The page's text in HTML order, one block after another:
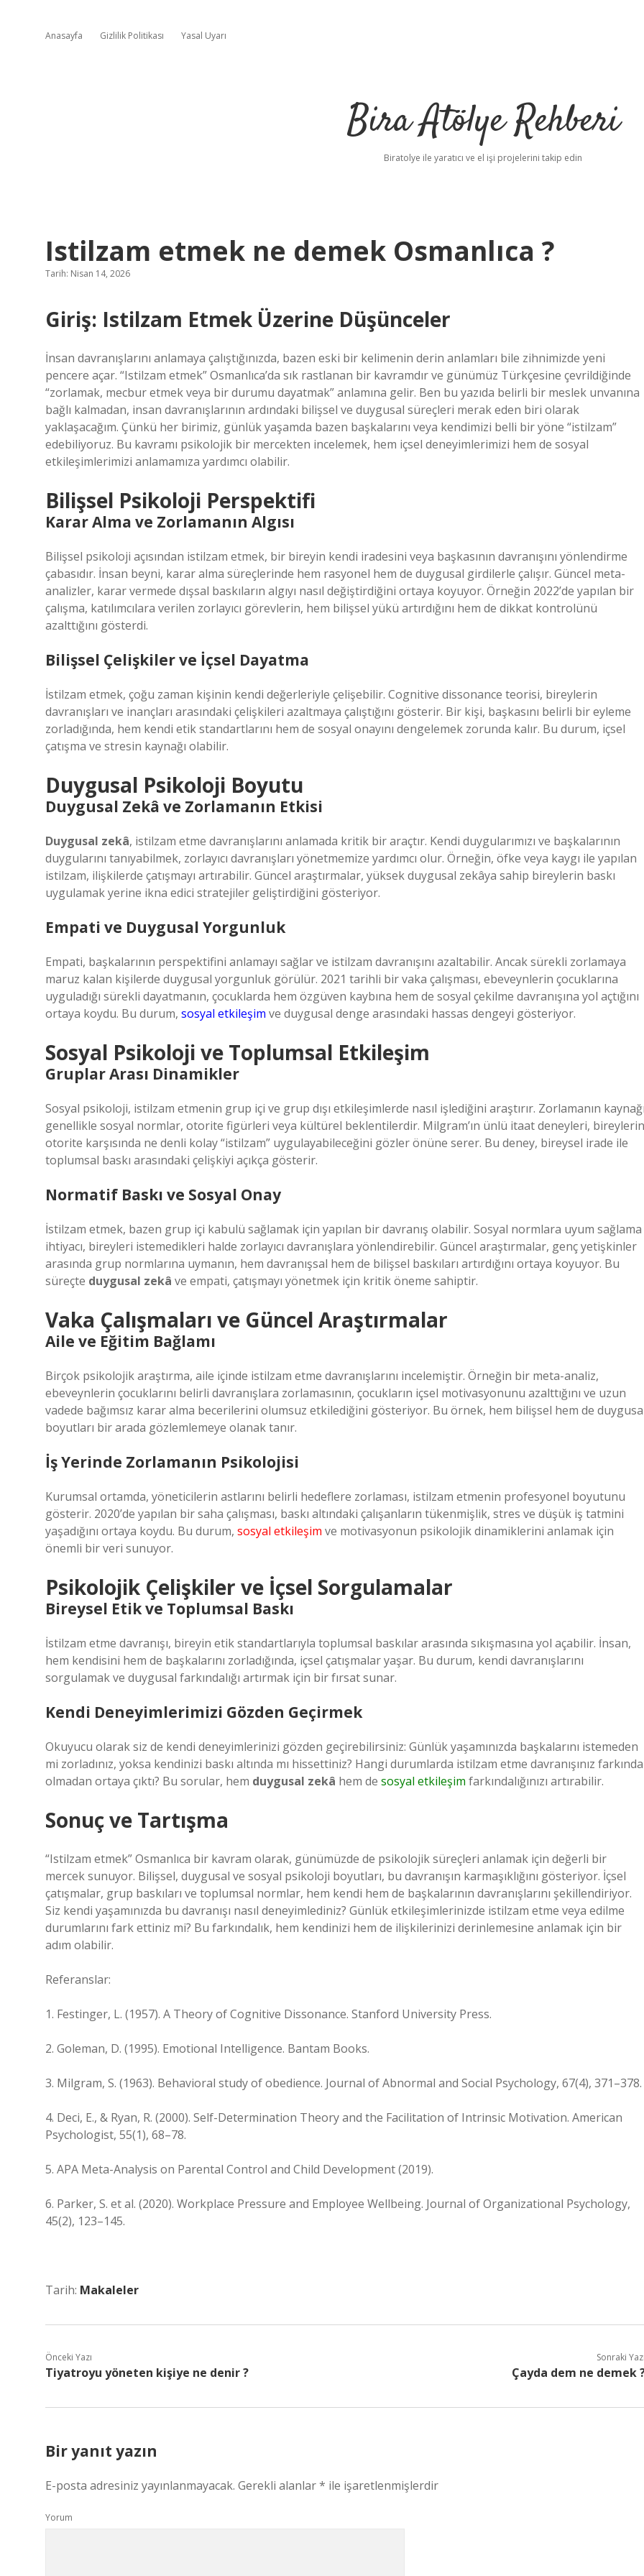
Anasayfa Gizlilik Politikası Yasal Uyarı
Bira Atölye Rehberi
Biratolye ile yaratıcı ve el işi projelerini takip edin
Istilzam etmek ne demek Osmanlıca ?
Tarih: Nisan 14, 2026
Giriş: Istilzam Etmek Üzerine Düşünceler
İnsan davranışlarını anlamaya çalıştığınızda, bazen eski bir kelimenin derin anlamları bile zihnimizde yeni
pencere açar. “Istilzam etmek” Osmanlıca’da sık rastlanan bir kavramdır ve günümüz Türkçesine çevrildiğinde
“zorlamak, mecbur etmek veya bir durumu dayatmak” anlamına gelir. Ben bu yazıda belirli bir meslek unvanına
bağlı kalmadan, insan davranışlarının ardındaki bilişsel ve duygusal süreçleri merak eden biri olarak
yaklaşacağım. Çünkü her birimiz, günlük yaşamda bazen başkalarını veya kendimizi belli bir yöne “istilzam”
edebiliyoruz. Bu kavramı psikolojik bir mercekten incelemek, hem içsel deneyimlerimizi hem de sosyal
etkileşimlerimizi anlamamıza yardımcı olabilir.
Bilişsel Psikoloji Perspektifi
Karar Alma ve Zorlamanın Algısı
Bilişsel psikoloji açısından istilzam etmek, bir bireyin kendi iradesini veya başkasının davranışını yönlendirme
çabasıdır. İnsan beyni, karar alma süreçlerinde hem rasyonel hem de duygusal girdilerle çalışır. Güncel meta-
analizler, karar vermede dışsal baskıların algıyı nasıl değiştirdiğini ortaya koyuyor. Örneğin 2022’de yapılan bir
çalışma, katılımcılara verilen zorlayıcı görevlerin, hem bilişsel yükü artırdığını hem de dikkat kontrolünü
azalttığını gösterdi.
Bilişsel Çelişkiler ve İçsel Dayatma
İstilzam etmek, çoğu zaman kişinin kendi değerleriyle çelişebilir. Cognitive dissonance teorisi, bireylerin
davranışları ve inançları arasındaki çelişkileri azaltmaya çalıştığını gösterir. Bir kişi, başkasını belirli bir eyleme
zorladığında, hem kendi etik standartlarını hem de sosyal onayını dengelemek zorunda kalır. Bu durum, içsel
çatışma ve stresin kaynağı olabilir.
Duygusal Psikoloji Boyutu
Duygusal Zekâ ve Zorlamanın Etkisi
Duygusal zekâ, istilzam etme davranışlarını anlamada kritik bir araçtır. Kendi duygularımızı ve başkalarının
duygularını tanıyabilmek, zorlayıcı davranışları yönetmemize yardımcı olur. Örneğin, öfke veya kaygı ile yapılan
istilzam, ilişkilerde çatışmayı artırabilir. Güncel araştırmalar, yüksek duygusal zekâya sahip bireylerin baskı
uygulamak yerine ikna edici stratejiler geliştirdiğini gösteriyor.
Empati ve Duygusal Yorgunluk
Empati, başkalarının perspektifini anlamayı sağlar ve istilzam davranışını azaltabilir. Ancak sürekli zorlamaya
maruz kalan kişilerde duygusal yorgunluk görülür. 2021 tarihli bir vaka çalışması, ebeveynlerin çocuklarına
uyguladığı sürekli dayatmanın, çocuklarda hem özgüven kaybına hem de sosyal çekilme davranışına yol açtığını
ortaya koydu. Bu durum, sosyal etkileşim ve duygusal denge arasındaki hassas dengeyi gösteriyor.
Sosyal Psikoloji ve Toplumsal Etkileşim
Gruplar Arası Dinamikler
Sosyal psikoloji, istilzam etmenin grup içi ve grup dışı etkileşimlerde nasıl işlediğini araştırır. Zorlamanın
genellikle sosyal normlar, otorite figürleri veya kültürel beklentilerdir. Milgram’ın ünlü itaat deneyleri, bireylerin
otorite karşısında ne denli kolay “istilzam” uygulayabileceğini gözler önüne serer. Bu deney, bireysel irade ile
toplumsal baskı arasındaki çelişkiyi açıkça gösterir.
Normatif Baskı ve Sosyal Onay
İstilzam etmek, bazen grup içi kabulü sağlamak için yapılan bir davranış olabilir. Sosyal normlara uyum sağlama
ihtiyacı, bireyleri istemedikleri halde zorlayıcı davranışlara yönlendirebilir. Güncel araştırmalar, genç yetişkinler
arasında grup normlarına uymanın, hem davranışsal hem de bilişsel baskıları artırdığını ortaya koyuyor. Bu
süreçte duygusal zekâ ve empati, çatışmayı yönetmek için kritik öneme sahiptir.
Vaka Çalışmaları ve Güncel Araştırmalar
Aile ve Eğitim Bağlamı
Birçok psikolojik araştırma, aile içinde istilzam etme davranışlarını incelemiştir. Örneğin bir meta-analiz,
ebeveynlerin çocuklarını belirli davranışlara zorlamasının, çocukların içsel motivasyonunu azalttığını ve uzun
vadede bağımsız karar alma becerilerini olumsuz etkilediğini gösteriyor. Bu örnek, hem bilişsel hem de
boyutları bir arada gözlemlemeye olanak tanır.
İş Yerinde Zorlamanın Psikolojisi
Kurumsal ortamda, yöneticilerin astlarını belirli hedeflere zorlaması, istilzam etmenin profesyonel boyutunu
gösterir. 2020’de yapılan bir saha çalışması, baskı altındaki çalışanların tükenmişlik, stres ve düşük iş tatmini
yaşadığını ortaya koydu. Bu durum, sosyal etkileşim ve motivasyonun psikolojik dinamiklerini anlamak için
önemli bir veri sunuyor.
Psikolojik Çelişkiler ve İçsel Sorgulamalar
Bireysel Etik ve Toplumsal Baskı
İstilzam etme davranışı, bireyin etik standartlarıyla toplumsal baskılar arasında sıkışmasına yol açabilir. İnsan,
hem kendisini hem de başkalarını zorladığında, içsel çatışmalar yaşar. Bu durum, kendi davranışlarını
sorgulamak ve duygusal farkındalığı artırmak için bir fırsat sunar.
Kendi Deneyimlerimizi Gözden Geçirmek
Okuyucu olarak siz de kendi deneyimlerinizi gözden geçirebilirsiniz: Günlük yaşamınızda başkalarını istemeden
mi zorladınız, yoksa kendinizi baskı altında mı hissettiniz? Hangi durumlarda istilzam etme davranışınız farkında
olmadan ortaya çıktı? Bu sorular, hem duygusal zekâ hem de sosyal etkileşim farkındalığınızı artırabilir.
Sonuç ve Tartışma
“Istilzam etmek” Osmanlıca bir kavram olarak, günümüzde de psikolojik süreçleri anlamak için değerli bir
mercek sunuyor. Bilişsel, duygusal ve sosyal psikoloji boyutları, bu davranışın karmaşıklığını gösteriyor. İçsel
çatışmalar, grup baskıları ve toplumsal normlar, hem kendi hem de başkalarının davranışlarını şekillendiriyor.
Siz kendi yaşamınızda bu davranışı nasıl deneyimlediniz? Günlük etkileşimlerinizde istilzam etme veya edilme
durumlarını fark ettiniz mi? Bu farkındalık, hem kendinizi hem de ilişkilerinizi derinlemesine anlamak için bir
adım olabilir.
Referanslar:
1. Festinger, L. (1957). A Theory of Cognitive Dissonance. Stanford University Press.
2. Goleman, D. (1995). Emotional Intelligence. Bantam Books.
3. Milgram, S. (1963). Behavioral study of obedience. Journal of Abnormal and Social Psychology, 67(4), 371–378.
4. Deci, E., & Ryan, R. (2000). Self-Determination Theory and the Facilitation of Intrinsic Motivation. American
Psychologist, 55(1), 68–78.
5. APA Meta-Analysis on Parental Control and Child Development (2019).
6. Parker, S. et al. (2020). Workplace Pressure and Employee Wellbeing. Journal of Organizational Psychology,
45(2), 123–145.
Tarih: Makaleler
Önceki Yazı
Tiyatroyu yöneten kişiye ne denir ?
Sonraki
Çayda dem ne demek
Bir yanıt yazın
E-posta adresiniz yayınlanmayacak. Gerekli alanlar* ile işaretlenmişlerdir
Yorum